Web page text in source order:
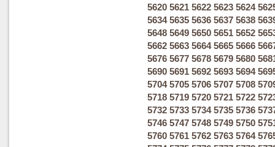
5620 5621 5622 5623 5624
5634 5635 5636 5637 5638
5648 5649 5650 5651 5652
5662 5663 5664 5665 5666
5676 5677 5678 5679 5680
5690 5691 5692 5693 5694
5704 5705 5706 5707 5708
5718 5719 5720 5721 5722
5732 5733 5734 5735 5736
5746 5747 5748 5749 5750
5760 5761 5762 5763 5764